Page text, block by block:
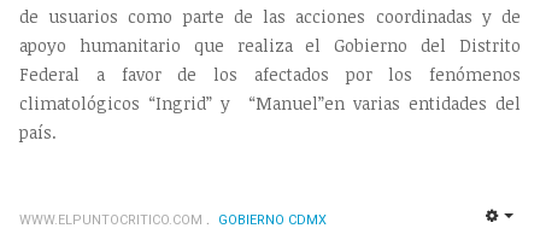
de usuarios como parte de las acciones coordinadas y de
apoyo humanitario que realiza el Gobierno del Distrito
Federal a favor de los afectados por los fenómenos
climatológicos “Ingrid” y “Manuel”en varias entidades del
país.
WWW.ELPUNTOCRITICO.COM
GOBIERNO CDMX